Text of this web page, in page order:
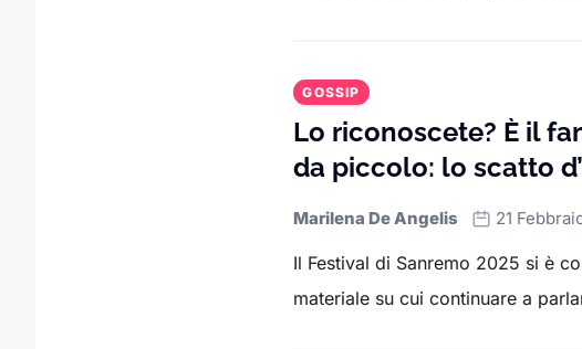
GOSSIP
Lo riconoscete? È il
da piccolo: lo scatto
Marilena De Angelis 21
Il Festival di Sanremo 2025 si è
materiale su cui continuare a